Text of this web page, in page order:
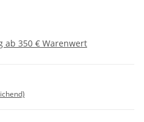
ab 350 € Warenwert